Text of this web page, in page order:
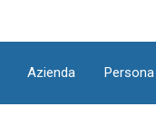
Azienda Persona